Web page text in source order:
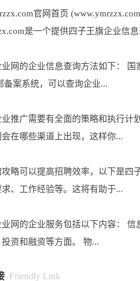
官网首页
是一个提供四子王旗企业信
业网的企业信息查询方法如下：
备案系统，可以查询企业...
业推广需要有全面的策略和执行
在哪些渠道上出现，这样你...
略可以提高招聘效率，以下是四
、工作经验等。这将有助于...
业网的企业服务包括以下内容：
资和融资等方面。 物...
Friendly Link